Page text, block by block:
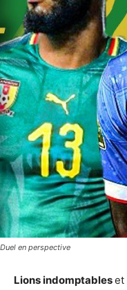
Duel en perspective
Lions indomptableset